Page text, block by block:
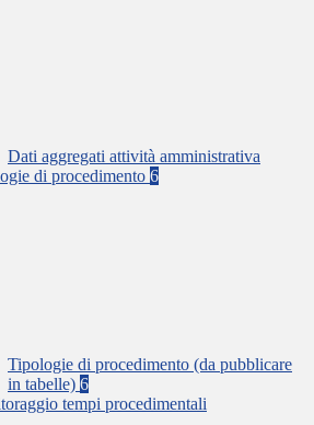
Dati aggregati attività amministrativa
di procedimento 6
Tipologie di procedimento (da pubblicare
in tabelle) 6
tempi procedimentali